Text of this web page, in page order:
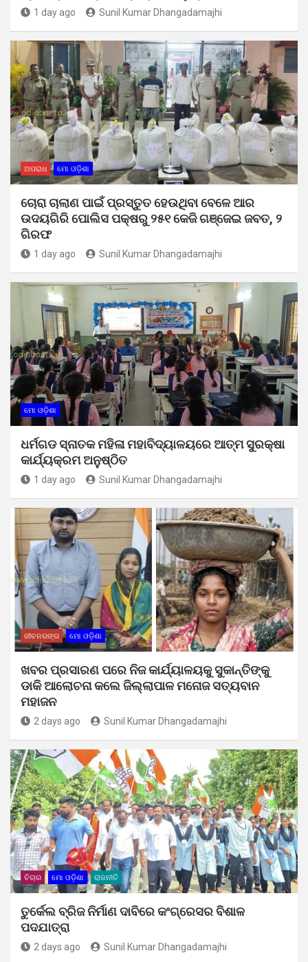
1 day ago Sunil Kumar Dhangadamajhi
ଅପରାଧ ମୋ ଓଡ଼ିଶା
ଚୋରା ଚାଲାଣ ପାଇଁ ପ୍ରସ୍ତୁତ ହେଉଥିବା ବେଳେ ଆର
ଉଦୟଗିରି ପୋଲିସ ପକ୍ଷରୁ ୨୫୧ କେଜି ଗଞ୍ଜେଇ ଜବତ, ୨
ଗିରଫ
1 day ago Sunil Kumar Dhangadamajhi
ମୋ ଓଡ଼ିଶା
ଧର୍ମଗଡ ସ୍ନାତକ ମହିଳା ମହାବିଦ୍ୟାଳୟରେ ଆତ୍ମ ସୁରକ୍ଷା
କାର୍ଯ୍ୟକ୍ରମ ଅନୁଷ୍ଠିତ
1 day ago Sunil Kumar Dhangadamajhi
ଜୀବନରଙ୍ଗ ମୋ ଓଡ଼ିଶା
ଖବର ପ୍ରସାରଣ ପରେ ନିଜ କାର୍ଯ୍ୟାଳୟକୁ ସୁକାନ୍ତିଙ୍କୁ
ଡାକି ଆଲୋଚନା କଲେ ଜିଲ୍ଲାପାଳ ମନୋଜ ସତ୍ୟବାନ
ମହାଜନ
2 days ago Sunil Kumar Dhangadamajhi
ବିଚାର ମୋ ଓଡ଼ିଶା ରାଜନୀତି
ତୁର୍କେଲ ବ୍ରିଜ ନିର୍ମାଣ ଦାବିରେ କଂଗ୍ରେସର ବିଶାଳ
ପଦଯାତ୍ରା
2 days ago Sunil Kumar Dhangadamajhi